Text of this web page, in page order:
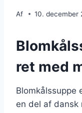
Af 10. december
ret med
Blomkålssuppe
en del af dansk